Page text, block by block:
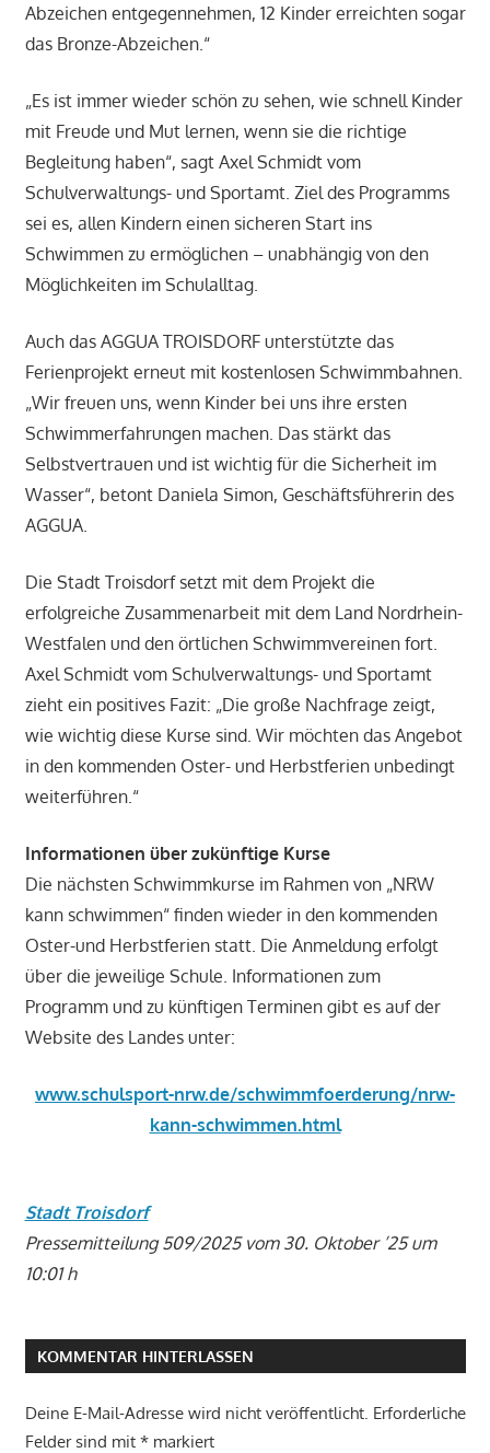
Abzeichen entgegennehmen, 12 Kinder erreichten sogar
das Bronze-Abzeichen.“
„Es ist immer wieder schön zu sehen, wie schnell Kinder
mit Freude und Mut lernen, wenn sie die richtige
Begleitung haben“, sagt Axel Schmidt vom
Schulverwaltungs- und Sportamt. Ziel des Programms
sei es, allen Kindern einen sicheren Start ins
Schwimmen zu ermöglichen – unabhängig von den
Möglichkeiten im Schulalltag.
Auch das AGGUA TROISDORF unterstützte das
Ferienprojekt erneut mit kostenlosen Schwimmbahnen.
„Wir freuen uns, wenn Kinder bei uns ihre ersten
Schwimmerfahrungen machen. Das stärkt das
Selbstvertrauen und ist wichtig für die Sicherheit im
Wasser“, betont Daniela Simon, Geschäftsführerin des
AGGUA.
Die Stadt Troisdorf setzt mit dem Projekt die
erfolgreiche Zusammenarbeit mit dem Land Nordrhein-
Westfalen und den örtlichen Schwimmvereinen fort.
Axel Schmidt vom Schulverwaltungs- und Sportamt
zieht ein positives Fazit: „Die große Nachfrage zeigt,
wie wichtig diese Kurse sind. Wir möchten das Angebot
in den kommenden Oster- und Herbstferien unbedingt
weiterführen.“
Informationen über zukünftige Kurse
Die nächsten Schwimmkurse im Rahmen von „NRW
kann schwimmen“ finden wieder in den kommenden
Oster-und Herbstferien statt. Die Anmeldung erfolgt
über die jeweilige Schule. Informationen zum
Programm und zu künftigen Terminen gibt es auf der
Website des Landes unter:
www.schulsport-nrw.de/schwimmfoerderung/nrw-
kann-schwimmen.html
Stadt Troisdorf
Pressemitteilung 509/2025 vom 30. Oktober ’25 um
10:01 h
KOMMENTAR HINTERLASSEN
Deine E-Mail-Adresse wird nicht veröffentlicht. Erforderliche
Felder sind mit *markiert